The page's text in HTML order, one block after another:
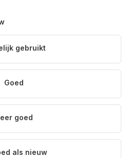
gebruikt
Goed
goed
als nieuw